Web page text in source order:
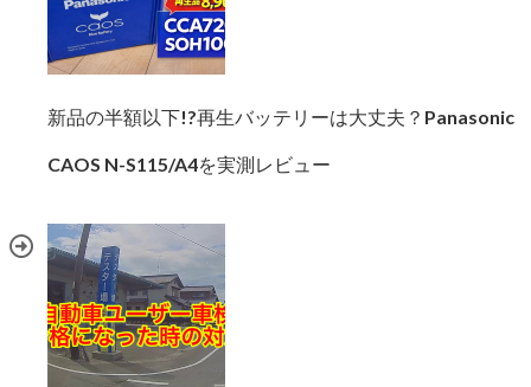
新品の半額以下!?再生バッテリーは大丈夫？Panasonic
CAOS N-S115/A4を実測レビュー